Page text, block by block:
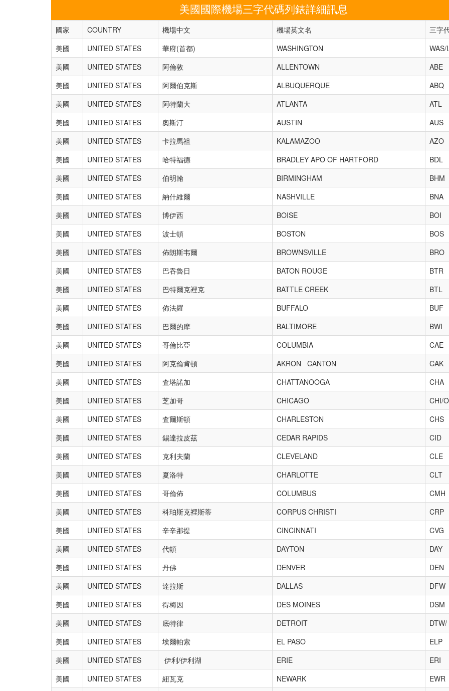
美國國際機場三字代碼列錶詳細訊息
國家 COUNTRY 機場中文 機場英文名
三字
美國
UNITED STATES 華府(首都) WASHINGTON
WAS/
美國
UNITED STATES 阿倫敦 ALLENTOWN
ABE
美國
UNITED STATES 阿爾伯克斯 ALBUQUERQUE
ABQ
美國
UNITED STATES 阿特蘭大 ATLANTA
ATL
美國
UNITED STATES 奧斯汀 AUSTIN
AUS
美國
UNITED STATES 卡拉馬祖 KALAMAZOO
AZO
美國
UNITED STATES 哈特福德 BRADLEY APO OF HARTFORD
BDL
美國
UNITED STATES 伯明翰 BIRMINGHAM
BHM
美國
UNITED STATES 納什維爾 NASHVILLE
BNA
美國
UNITED STATES 博伊西 BOISE
BOI
美國
UNITED STATES 波士頓 BOSTON
BOS
美國
UNITED STATES 佈朗斯韦爾 BROWNSVILLE
BRO
美國
UNITED STATES 巴吞魯日 BATON ROUGE
BTR
美國
UNITED STATES 巴特爾克裡克 BATTLE CREEK
BTL
美國
UNITED STATES 佈法羅 BUFFALO
BUF
美國
UNITED STATES 巴爾的摩 BALTIMORE
BWI
美國
UNITED STATES 哥倫比亞 COLUMBIA
CAE
美國
UNITED STATES 阿克倫肯頓 AKRON CANTON
CAK
美國
UNITED STATES 査塔諾加 CHATTANOOGA
CHA
美國
UNITED STATES 芝加哥 CHICAGO
CHI/
美國
UNITED STATES 査爾斯頓 CHARLESTON
CHS
美國
UNITED STATES 錫達拉皮茲 CEDAR RAPIDS
CID
美國
UNITED STATES 克利夫蘭 CLEVELAND
CLE
美國
UNITED STATES 夏洛特 CHARLOTTE
CLT
美國
UNITED STATES 哥倫佈 COLUMBUS
CMH
美國
UNITED STATES 科珀斯克裡斯蒂 CORPUS CHRISTI
CRP
美國
UNITED STATES 辛辛那提 CINCINNATI
CVG
美國
UNITED STATES 代頓 DAYTON
DAY
美國
UNITED STATES 丹佛 DENVER
DEN
美國
UNITED STATES 達拉斯 DALLAS
DFW
美國
UNITED STATES 得梅因 DES MOINES
DSM
美國
UNITED STATES 底特律 DETROIT
美國
UNITED STATES 埃爾帕索 EL PASO
ELP
美國
UNITED STATES 伊利/伊利湖 ERIE
ERI
美國
UNITED STATES 紐瓦克 NEWARK
EWR